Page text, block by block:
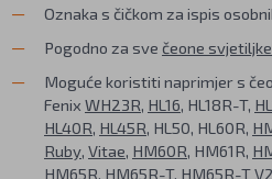
Oznaka s čičkom za ispis
Pogodno za sve čeone
Moguće koristiti naprimjer s
Fenix WH23R, HL16, HL18R-T,
HL40R, HL45R, HL50, HL60R,
Ruby, Vitae, HM60R, HM61R,
HM65R, HM65R-T, HM65R-T